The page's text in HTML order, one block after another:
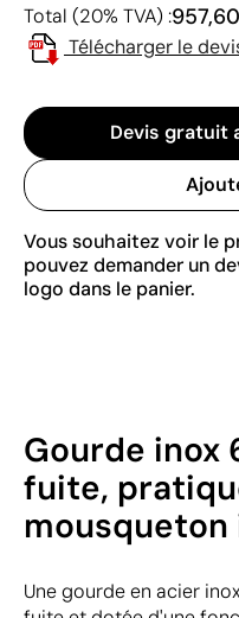
Total (20% TVA) :
Télécharger le
Devis gratuit
Vous souhaitez voir le
pouvez demander un
logo dans le panier.
Gourde inox
fuite,
Une gourde en acier